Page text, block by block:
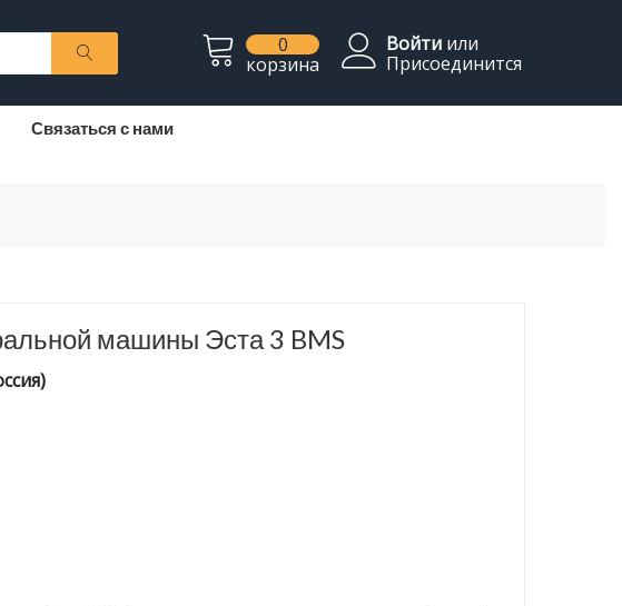
0
корзина
Войти или
Присоединится
Связаться с нами
машины Эста 3 BMS